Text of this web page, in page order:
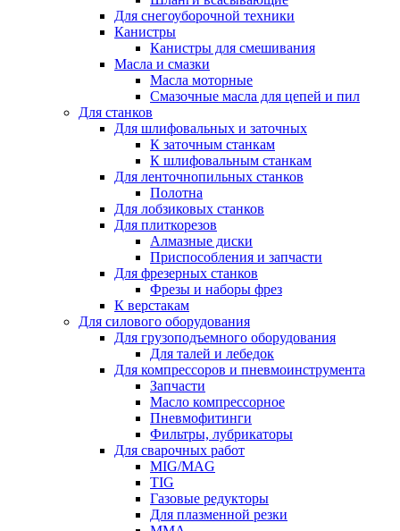
Для снегоуборочной техники
Канистры
Канистры для смешивания
Масла и смазки
Масла моторные
Смазочные масла для цепей и пил
Для станков
Для шлифовальных и заточных
К заточным станкам
К шлифовальным станкам
Для ленточнопильных станков
Полотна
Для лобзиковых станков
Для плиткорезов
Алмазные диски
Приспособления и запчасти
Для фрезерных станков
Фрезы и наборы фрез
К верстакам
Для силового оборудования
Для грузоподъемного оборудования
Для талей и лебедок
Для компрессоров и пневмоинструмента
Запчасти
Масло компрессорное
Пневмофитинги
Фильтры, лубрикаторы
Для сварочных работ
MIG/MAG
TIG
Газовые редукторы
Для плазменной резки